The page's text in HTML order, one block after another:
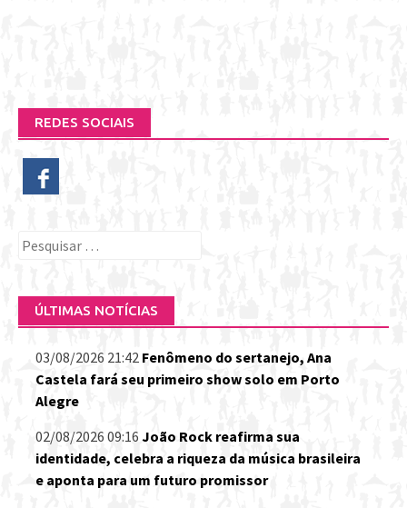
REDES SOCIAIS
Pesquisar
ÚLTIMAS NOTÍCIAS
03/08/2026 21:42 Fenômeno do sertanejo, Ana
Castela fará seu primeiro show solo em Porto
Alegre
02/08/2026 09:16 João Rock reafirma sua
identidade, celebra a riqueza da música brasileira
e aponta para um futuro promissor